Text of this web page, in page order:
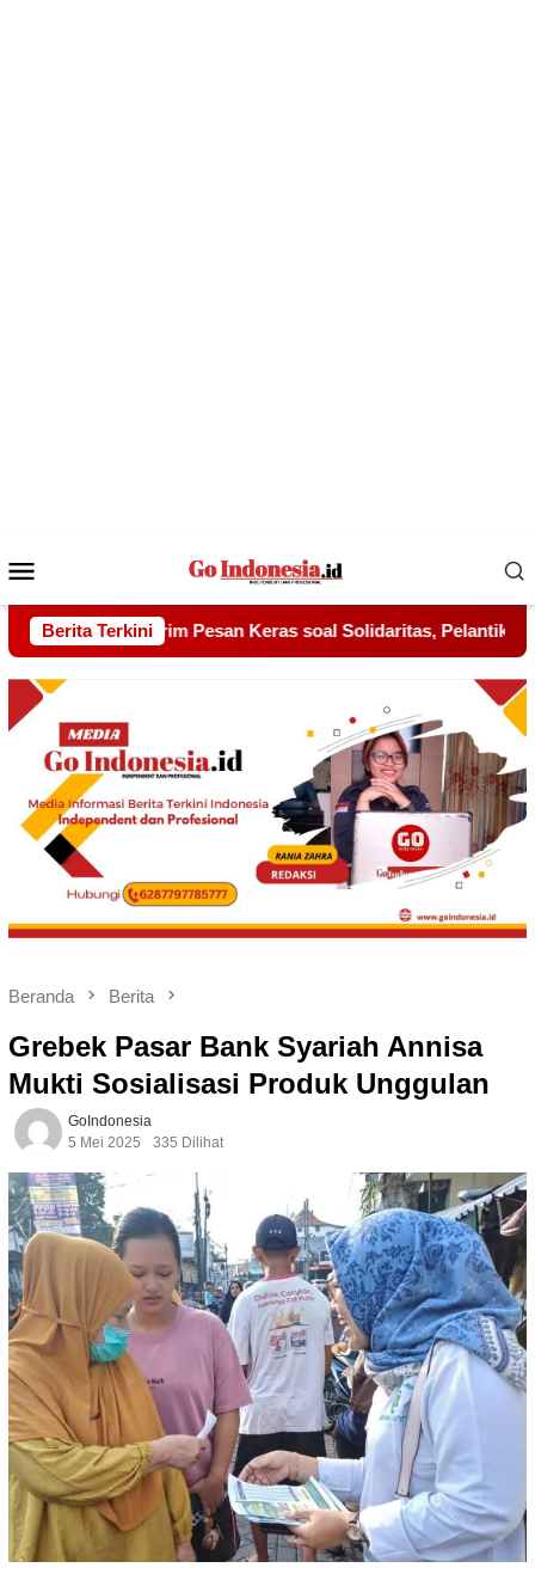
Mobile
Berita Terkini
Pelantikan Sambang Gagak Hitam Jadi Sinyal
Beranda Berita
Grebek Pasar Bank Syariah Annisa
Mukti Sosialisasi Produk Unggulan
GoIndonesia
5 Mei 2025
335 Dilihat